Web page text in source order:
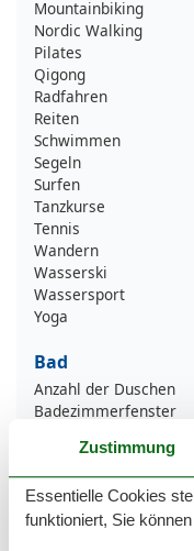
Mountainbiking
Nordic Walking
Pilates
Qigong
Radfahren
Reiten
Schwimmen
Segeln
Surfen
Tanzkurse
Tennis
Wandern
Wasserski
Wassersport
Yoga
Bad
Anzahl der Duschen
Badezimmerfenster
Handtücher
Haartrockner
Waschbecken
WC
Zustimmung
Essentielle Cookies
funktioniert, Sie